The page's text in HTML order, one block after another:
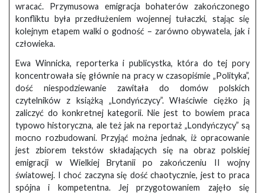
wracać. Przymusowa emigracja bohaterów zakończonego
konfliktu była przedłużeniem wojennej tułaczki, stając się
kolejnym etapem walki o godność – zarówno obywatela, jak i
człowieka.
Ewa Winnicka, reporterka i publicystka, która do tej pory
koncentrowała się głównie na pracy w czasopiśmie „Polityka”,
dość niespodziewanie zawitała do domów polskich
czytelników z książką „Londyńczycy”. Właściwie ciężko ją
zaliczyć do konkretnej kategorii. Nie jest to bowiem praca
typowo historyczna, ale też jak na reportaż „Londyńczycy” są
mocno rozbudowani. Przyjąć można jednak, iż opracowanie
jest zbiorem tekstów składających się na obraz polskiej
emigracji w Wielkiej Brytanii po zakończeniu II wojny
światowej. I choć zaczyna się dość chaotycznie, jest to praca
spójna i kompetentna. Jej przygotowaniem zajęło się